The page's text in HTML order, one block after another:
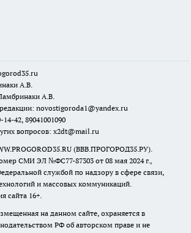
u
А.В.
А.В.
novostigoroda1@yandex.ru
42, 89041001090
вопросов: x2dt@mail.ru
(ВВВ.ПРОГОРОД35.РУ).
СМИ ЭЛ №ФС77-87303 от 08 мая 2024 г.,
службой по надзору в сфере связи,
и массовых коммуникаций.
сайта 16+.
на данном сайте, охраняется в
РФ об авторском праве и не